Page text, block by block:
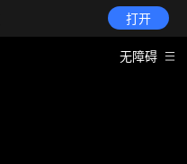
打开
无障碍